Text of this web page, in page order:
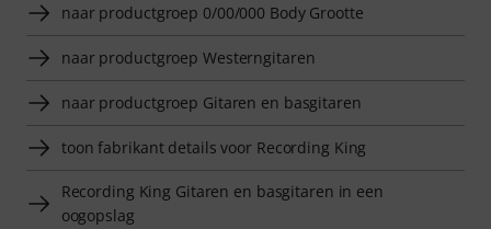
naar productgroep 0/00/000 Body Grootte
naar productgroep Westerngitaren
naar productgroep Gitaren en basgitaren
toon fabrikant details voor Recording King
Recording King Gitaren en basgitaren in een
oogopslag